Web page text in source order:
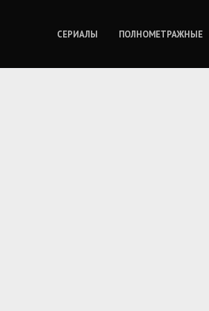
СЕРИАЛЫ ПОЛНОМЕТРАЖНЫЕ